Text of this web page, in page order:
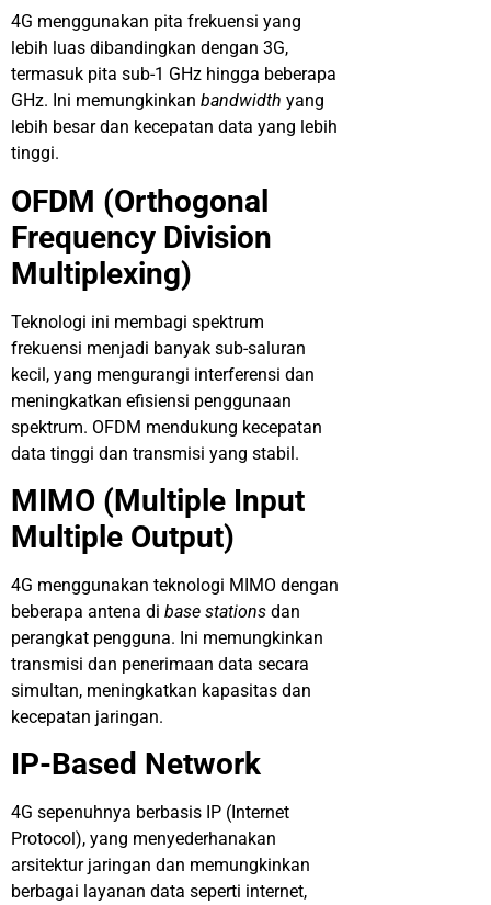
4G menggunakan pita frekuensi yang
lebih luas dibandingkan dengan 3G,
termasuk pita sub-1 GHz hingga beberapa
GHz. Ini memungkinkan bandwidth yang
lebih besar dan kecepatan data yang lebih
tinggi.
OFDM (Orthogonal
Frequency Division
Multiplexing)
Teknologi ini membagi spektrum
frekuensi menjadi banyak sub-saluran
kecil, yang mengurangi interferensi dan
meningkatkan efisiensi penggunaan
spektrum. OFDM mendukung kecepatan
data tinggi dan transmisi yang stabil.
MIMO (Multiple Input
Multiple Output)
4G menggunakan teknologi MIMO dengan
beberapa antena di base stations dan
perangkat pengguna. Ini memungkinkan
transmisi dan penerimaan data secara
simultan, meningkatkan kapasitas dan
kecepatan jaringan.
IP-Based Network
4G sepenuhnya berbasis IP (Internet
Protocol), yang menyederhanakan
arsitektur jaringan dan memungkinkan
berbagai layanan data seperti internet,